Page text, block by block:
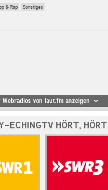
& Rap Sonstiges
Webradios von laut.fm anzeigen
ECHINGTV HÖRT,